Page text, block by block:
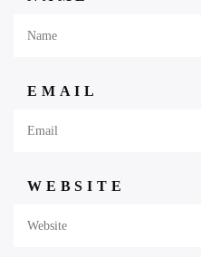
EMAIL
WEBSITE